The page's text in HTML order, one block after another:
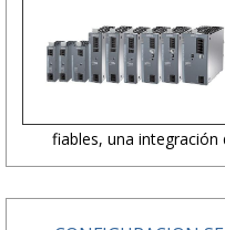
fiables, una